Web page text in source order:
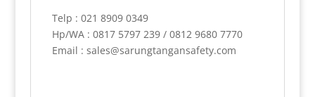
Telp : 021 8909 0349
Hp/WA : 0817 5797 239 / 0812 9680 7770
Email : sales@sarungtangansafety.com